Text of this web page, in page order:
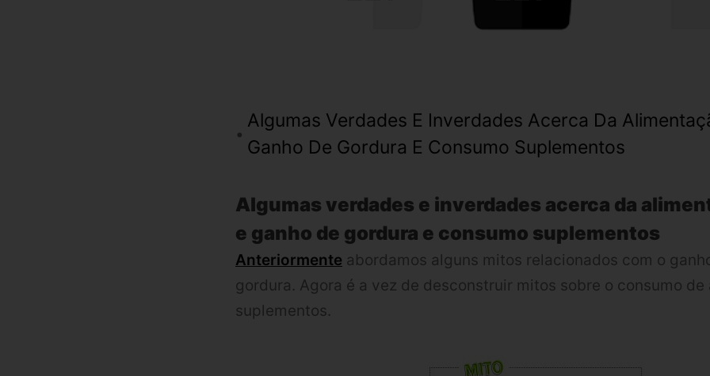
Algumas Verdades E Inverdades Acerca Da
Ganho De Gordura E Consumo Suplementos
Algumas verdades e inverdades acerca da
e ganho de gordura e consumo suplementos
Anteriormente abordamos alguns mitos relacionados com o
gordura. Agora é a vez de desconstruir mitos sobre o consumo de
suplementos.